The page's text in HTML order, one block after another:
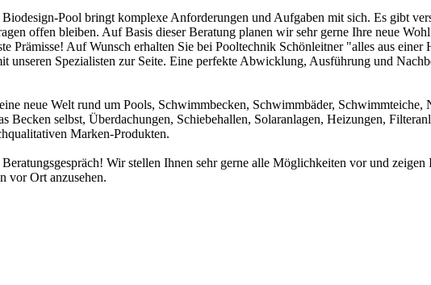
Pool bringt komplexe Anforderungen und Aufgaben mit sich. Es gibt
offen bleiben. Auf Basis dieser Beratung planen wir sehr gerne Ihre neue
Prämisse! Auf Wunsch erhalten Sie bei Pooltechnik Schönleitner "alles aus
unseren Spezialisten zur Seite. Eine perfekte Abwicklung, Ausführung und
neue Welt rund um Pools, Schwimmbecken, Schwimmbäder,
Becken selbst, Überdachungen, Schiebehallen, Solaranlagen, Heizungen,
Marken-Produkten.
Wir stellen Ihnen sehr gerne alle Möglichkeiten vor und
vor Ort anzusehen.